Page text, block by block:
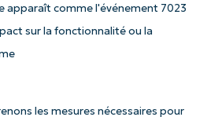
apparaît comme l'événement 7023
sur la fonctionnalité ou la
les mesures nécessaires pour